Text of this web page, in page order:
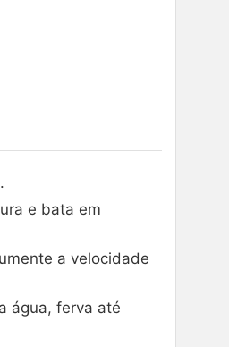
e bata em
a velocidade
água, ferva até